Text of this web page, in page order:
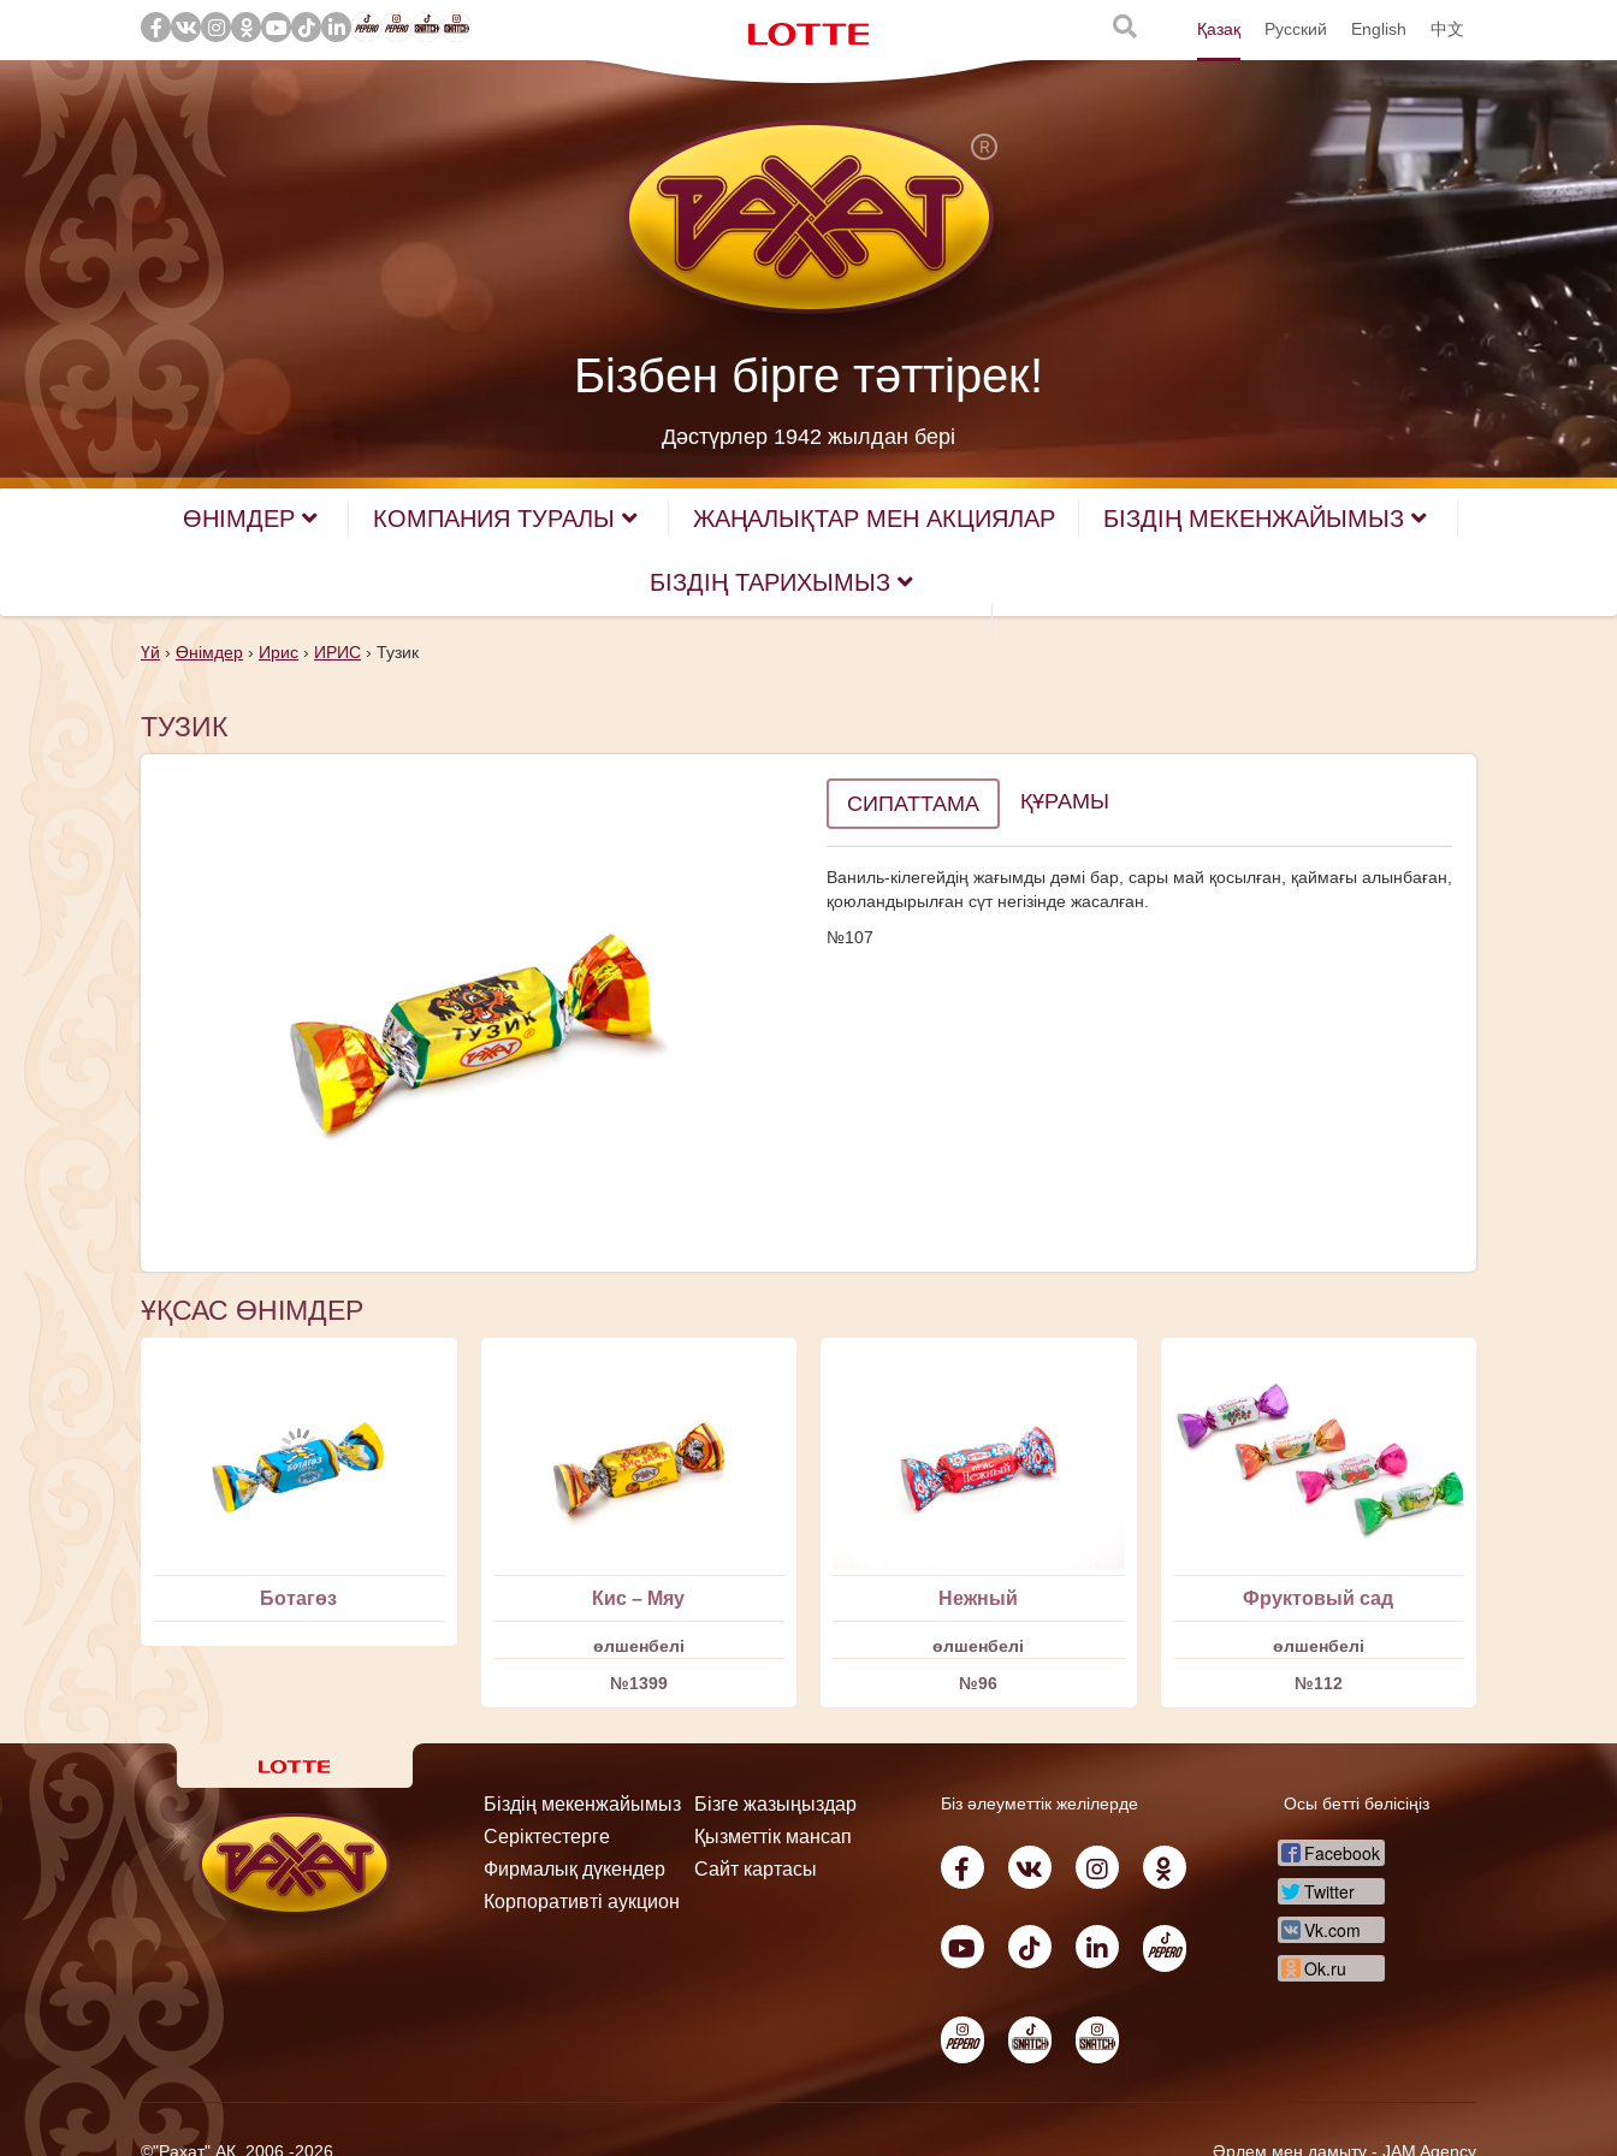
Қазақ Русский English 中文
Бізбен бірге тәттірек!
Дәстүрлер 1942 жылдан берi
ӨНІМДЕР КОМПАНИЯ ТУРАЛЫ ЖАҢАЛЫҚТАР МЕН АКЦИЯЛАР БІЗДІҢ МЕКЕНЖАЙЫМЫЗ
БІЗДІҢ ТАРИХЫМЫЗ
Үй › Өнімдер › Ирис › ИРИС › Тузик
ТУЗИК
СИПАТТАМА ҚҰРАМЫ
Ваниль-кілегейдің жағымды дәмі бар, сары май қосылған, қаймағы алынбаған,
қоюландырылған сүт негізінде жасалған.
№107
ҰҚСАС ӨНІМДЕР
Ботагөз Кис – Мяу
өлшенбелі
№1399
Нежный
өлшенбелі
№96
Фруктовый сад
өлшенбелі
№112
Біздің мекенжайымыз
Бізге жазыңыздар
Серіктестерге
Қызметтік мансап
Фирмалық дүкендер
Сайт картасы
Корпоративті аукцион
Біз әлеуметтік желілерде Осы бетті бөлісіңіз
Facebook
Twitter
Vk.com
Ok.ru
©"Рахат" АҚ, 2006 -2026 Әрлем мен дамыту - JAM Agency